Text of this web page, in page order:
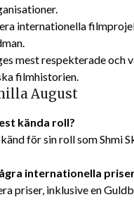
internationella
mest respekterade och
filmhistorien.
August
kända roll?
för sin roll som Shmi
internationella
priser, inklusive en